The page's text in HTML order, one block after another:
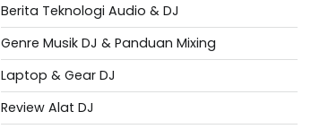
Berita Teknologi Audio & DJ
Genre Musik DJ & Panduan Mixing
Laptop & Gear DJ
Review Alat DJ